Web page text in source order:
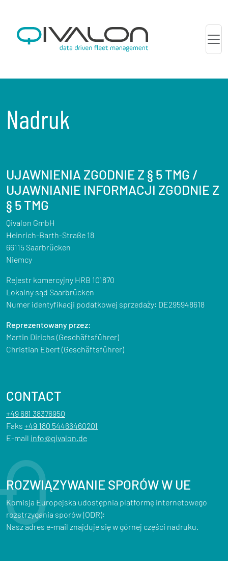
Nadruk
UJAWNIENIA ZGODNIE Z § 5 TMG /
UJAWNIANIE INFORMACJI ZGODNIE Z
§ 5 TMG
Qivalon GmbH
Heinrich-Barth-Straße 18
66115 Saarbrücken
Niemcy
Rejestr komercyjny HRB 101870
Lokalny sąd Saarbrücken
Numer identyfikacji podatkowej sprzedaży: DE295948618
Reprezentowany przez:
Martin Dirichs (Geschäftsführer)
Christian Ebert (Geschäftsführer)
CONTACT
+49 681 38376950
Faks +49 180 54466460201
E-mail info@qivalon.de
ROZWIĄZYWANIE SPORÓW W UE
Komisja Europejska udostępnia platformę internetowego
rozstrzygania sporów (ODR):
Nasz adres e-mail znajduje się w górnej części nadruku.